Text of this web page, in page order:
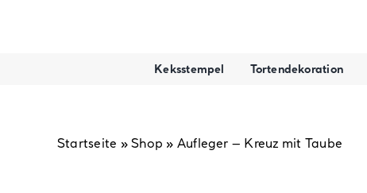
Keksstempel Tortendekoration
Startseite »Shop » Aufleger – Kreuz mit Taube